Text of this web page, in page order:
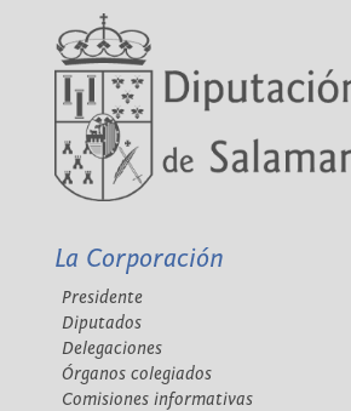
La Corporación
Presidente
Diputados
Delegaciones
Órganos colegiados
Comisiones informativas